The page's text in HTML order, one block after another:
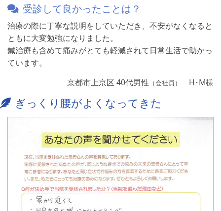
受診して良かったことは？
治療の際に丁寧な説明をしていただき、不安がなくなると
ともに大変勉強になりました。
鍼治療も含めて痛みがとても軽減されて日常生活で助かっ
ています。
京都市上京区 40代男性 （会社員） H･M様
ぎっくり腰がよくなってきた